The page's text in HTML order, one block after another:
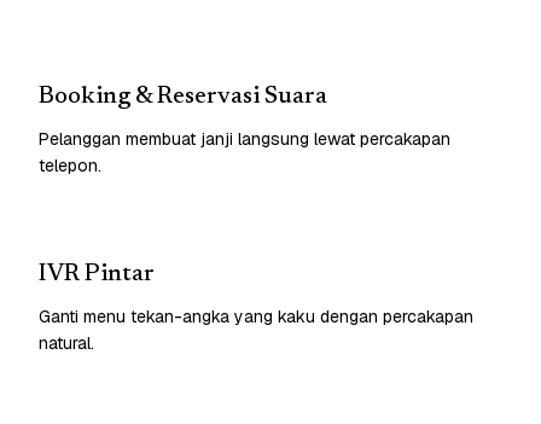
Booking & Reservasi Suara
Pelanggan membuat janji langsung lewat percakapan
telepon.
IVR Pintar
Ganti menu tekan-angka yang kaku dengan percakapan
natural.